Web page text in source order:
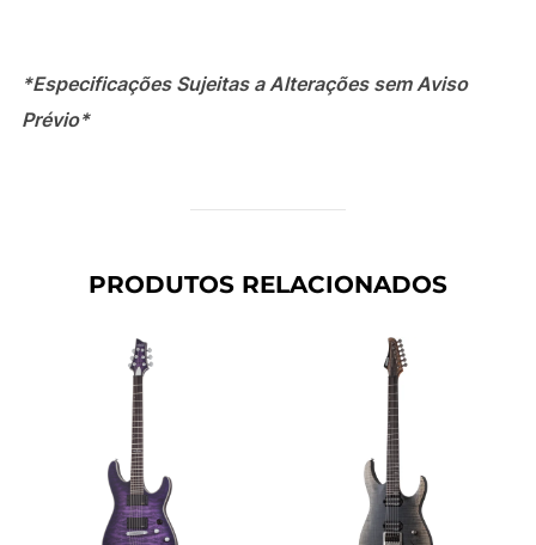
*Especificações Sujeitas a Alterações sem Aviso
Prévio*
PRODUTOS RELACIONADOS